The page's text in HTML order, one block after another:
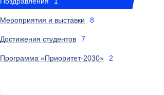
Мероприятия и выставки 8
Достижения студентов 7
Программа «Приоритет-2030» 2